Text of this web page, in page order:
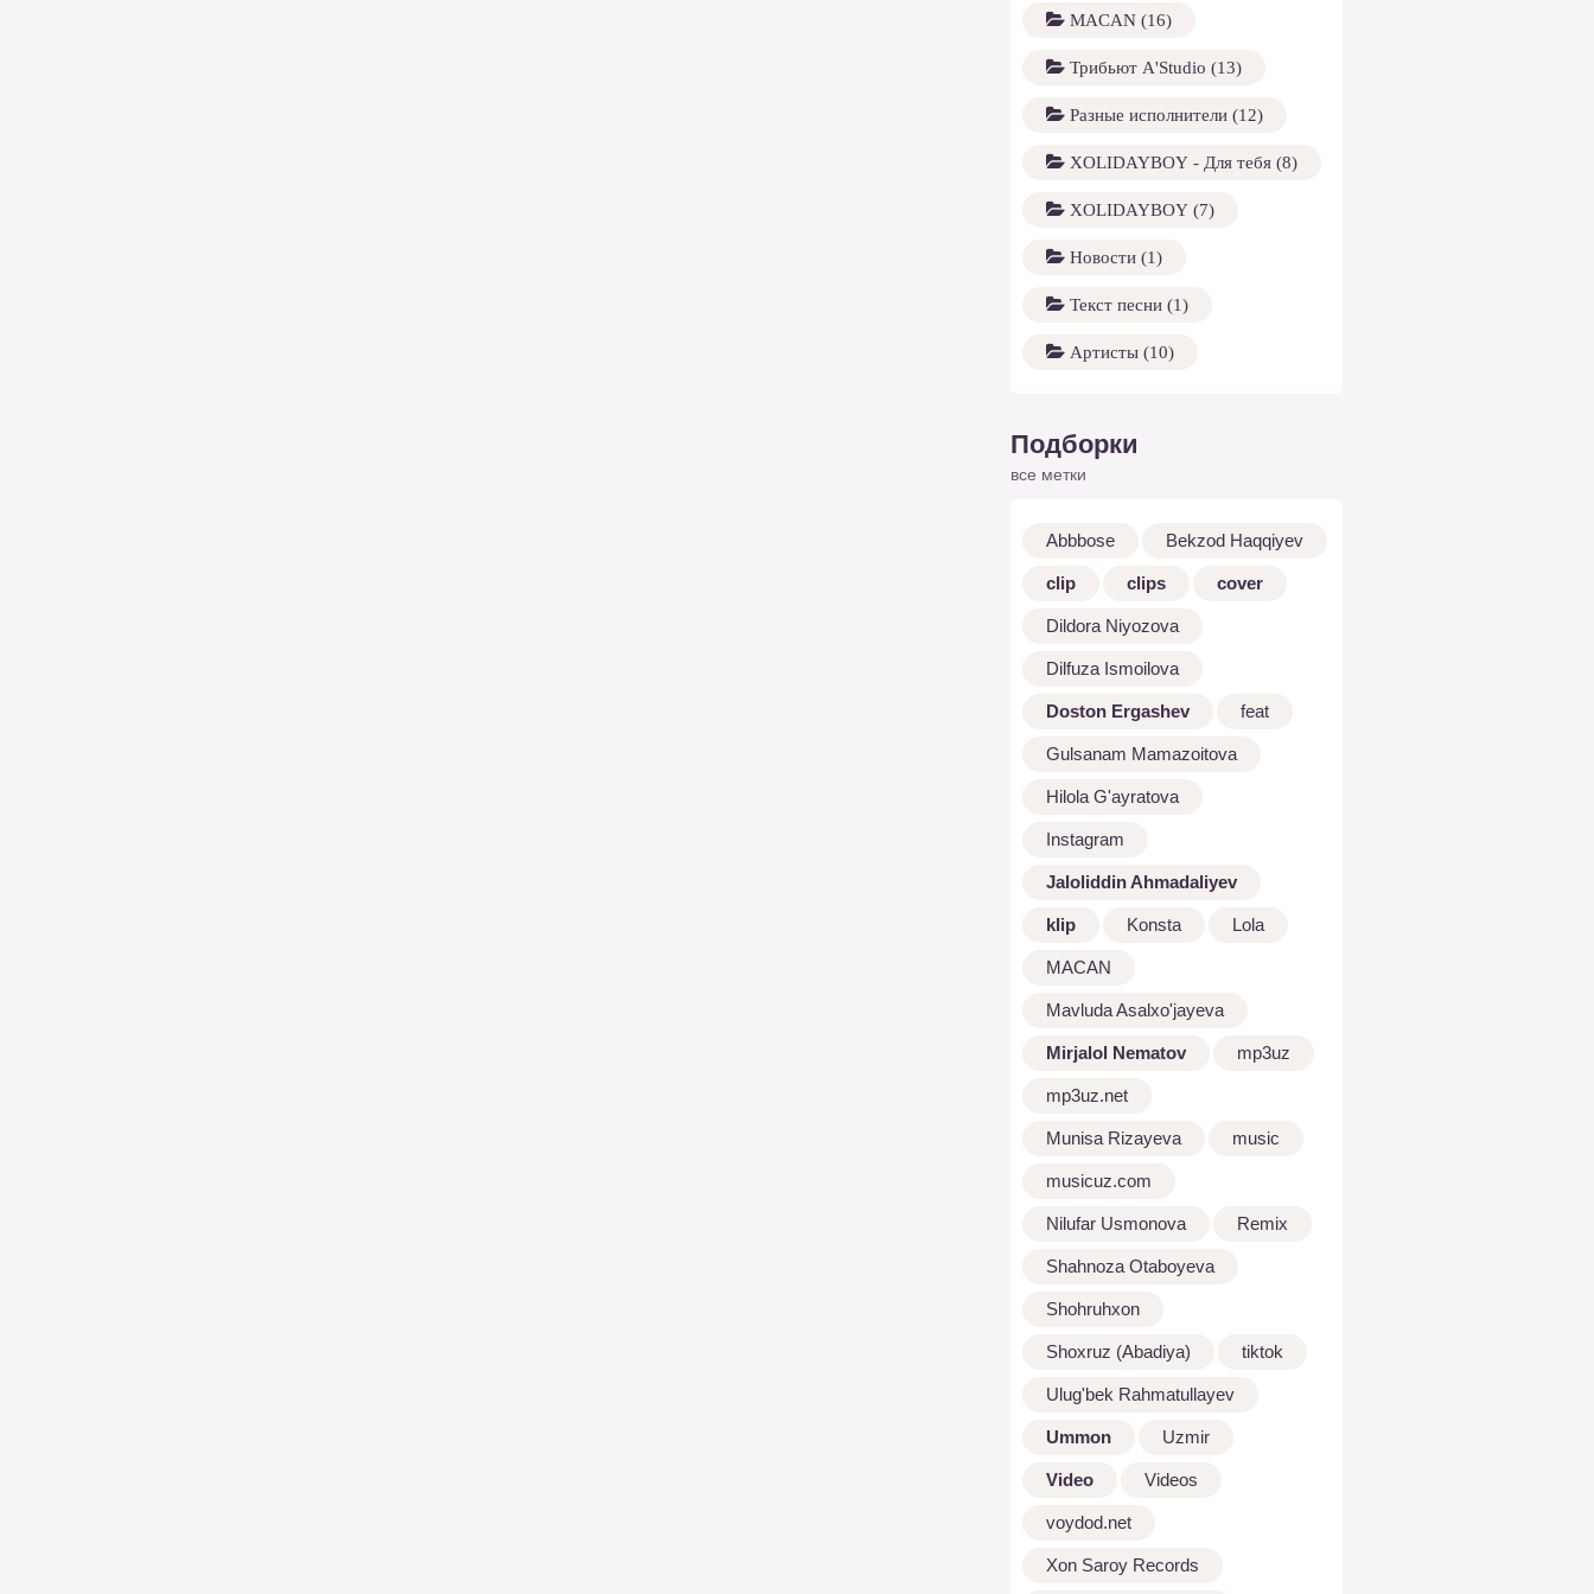
MACAN (16)
Трибьют A'Studio (13)
Разные исполнители (12)
XOLIDAYBOY - Для тебя (8)
XOLIDAYBOY (7)
Новости (1)
Текст песни (1)
Артисты (10)
Подборки
все метки
Abbbose Bekzod Haqqiyev
clip clips cover
Dildora Niyozova
Dilfuza Ismoilova
Doston Ergashev feat
Gulsanam Mamazoitova
Hilola G'ayratova
Instagram
Jaloliddin Ahmadaliyev
klip Konsta Lola
MACAN
Mavluda Asalxo'jayeva
Mirjalol Nematov mp3uz
mp3uz.net
Munisa Rizayeva music
musicuz.com
Nilufar Usmonova Remix
Shahnoza Otaboyeva
Shohruhxon
Shoxruz (Abadiya) tiktok
Ulug'bek Rahmatullayev
Ummon Uzmir
Video Videos
voydod.net
Xon Saroy Records